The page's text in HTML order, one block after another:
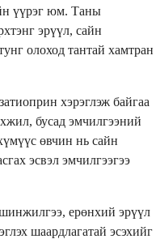
үүрэг юм. Таны
эрүүл, сайн
олоход тантай хамтран
хэрэглэж байгаа
бусад эмчилгээний
өвчин нь сайн
эсвэл эмчилгээгээ
ерөнхий эрүүл
шаардлагатай эсэхийг